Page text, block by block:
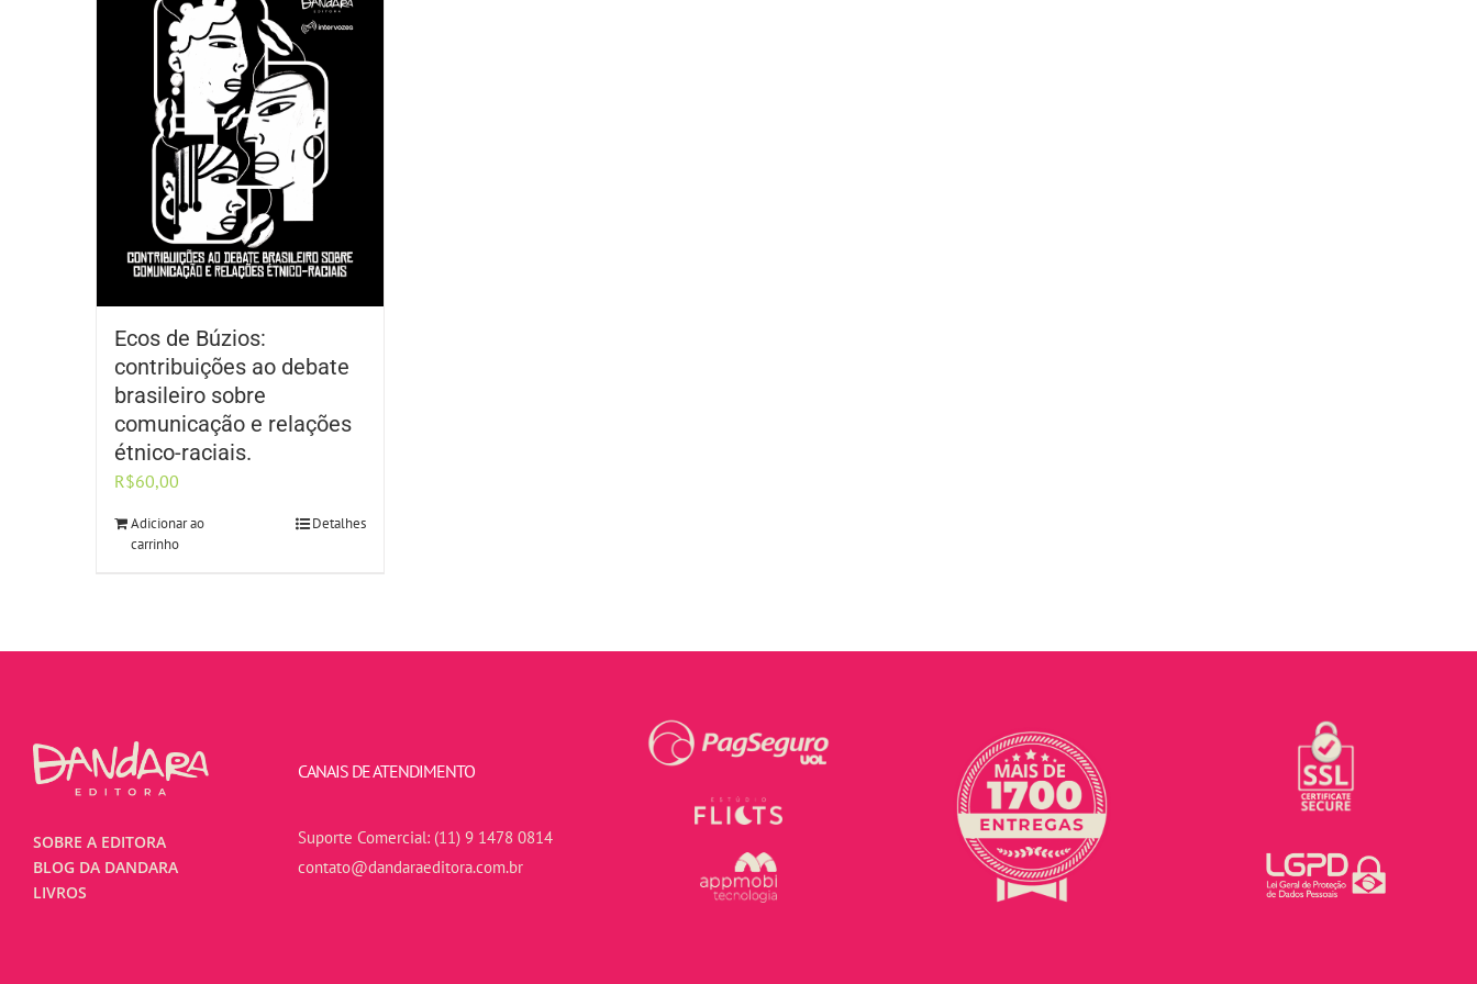
Ecos de Búzios:
contribuições ao debate
brasileiro sobre
comunicação e relações
étnico-raciais.
R$60,00
Adicionar ao
carrinho
Detalhes
SOBRE A EDITORA
BLOG DA DANDARA
LIVROS
CANAIS DE ATENDIMENTO
Suporte Comercial: (11) 9 1478 0814
contato@dandaraeditora.com.br